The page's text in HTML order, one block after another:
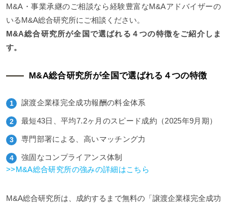
M&A・事業承継のご相談なら経験豊富なM&Aアドバイザーの
いるM&A総合研究所にご相談ください。
M&A総合研究所が全国で選ばれる４つの特徴をご紹介しま
す。
M&A総合研究所が全国で選ばれる４つの特徴
譲渡企業様完全成功報酬の料金体系
最短43日、平均7.2ヶ月のスピード成約（2025年9月期）
専門部署による、高いマッチング力
強固なコンプライアンス体制
>>M&A総合研究所の強みの詳細はこちら
M&A総合研究所は、成約するまで無料の「譲渡企業様完全成功